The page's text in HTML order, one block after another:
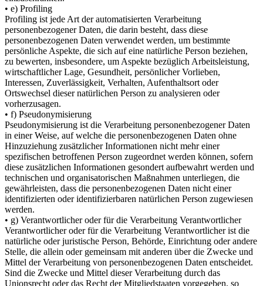
• e) Profiling
Profiling ist jede Art der automatisierten Verarbeitung
personenbezogener Daten, die darin besteht, dass diese
personenbezogenen Daten verwendet werden, um bestimmte
persönliche Aspekte, die sich auf eine natürliche Person beziehen,
zu bewerten, insbesondere, um Aspekte bezüglich Arbeitsleistung,
wirtschaftlicher Lage, Gesundheit, persönlicher Vorlieben,
Interessen, Zuverlässigkeit, Verhalten, Aufenthaltsort oder
Ortswechsel dieser natürlichen Person zu analysieren oder
vorherzusagen.
• f) Pseudonymisierung
Pseudonymisierung ist die Verarbeitung personenbezogener Daten
in einer Weise, auf welche die personenbezogenen Daten ohne
Hinzuziehung zusätzlicher Informationen nicht mehr einer
spezifischen betroffenen Person zugeordnet werden können, sofern
diese zusätzlichen Informationen gesondert aufbewahrt werden und
technischen und organisatorischen Maßnahmen unterliegen, die
gewährleisten, dass die personenbezogenen Daten nicht einer
identifizierten oder identifizierbaren natürlichen Person zugewiesen
werden.
• g) Verantwortlicher oder für die Verarbeitung Verantwortlicher
Verantwortlicher oder für die Verarbeitung Verantwortlicher ist die
natürliche oder juristische Person, Behörde, Einrichtung oder andere
Stelle, die allein oder gemeinsam mit anderen über die Zwecke und
Mittel der Verarbeitung von personenbezogenen Daten entscheidet.
Sind die Zwecke und Mittel dieser Verarbeitung durch das
Unionsrecht oder das Recht der Mitgliedstaaten vorgegeben, so